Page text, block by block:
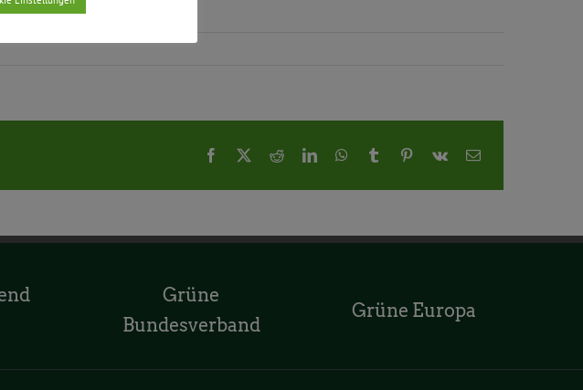
Facebook RedditLinkedInWhatsApp
Tumblr Pinterest
Vk
E-
Grüne
Bundesverband
Grüne Europa